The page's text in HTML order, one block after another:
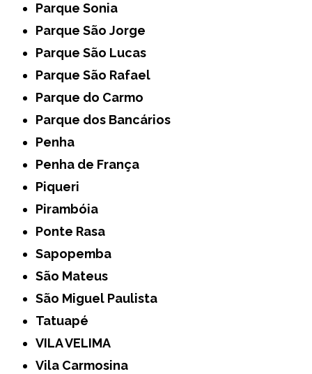
Parque Sonia
Parque São Jorge
Parque São Lucas
Parque São Rafael
Parque do Carmo
Parque dos Bancários
Penha
Penha de França
Piqueri
Pirambóia
Ponte Rasa
Sapopemba
São Mateus
São Miguel Paulista
Tatuapé
VILA VELIMA
Vila Carmosina